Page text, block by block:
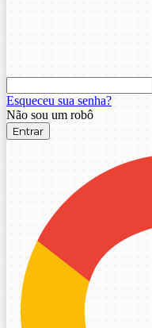
Esqueceu sua senha?
Não sou um robô
Entrar